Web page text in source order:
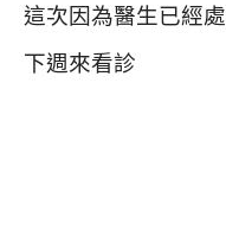
這次因為醫生已經
下週來看診